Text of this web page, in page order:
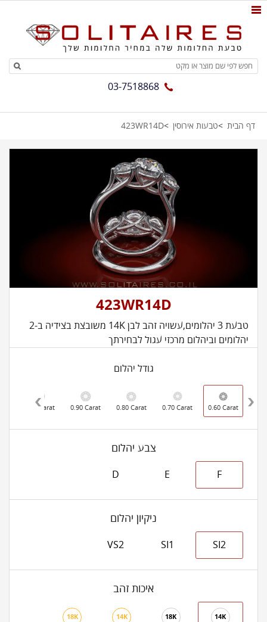
03-7518868
דף הבית טבעות אירוסין 423WR14D
423WR14D
טבעת 3 יהלומים,עשויה זהב לבן 14K משובצת בצידיה ב-2
יהלומים וביהלום מרכזי עגול לבחירתך
גודל יהלום
1.00 Carat 0.90 Carat 0.80 Carat 0.70 Carat 0.60 Carat
צבע יהלום
F
E
D
ניקיון יהלום
SI2
SI1
VS2
איכות זהב
14K
18K
14K
18K